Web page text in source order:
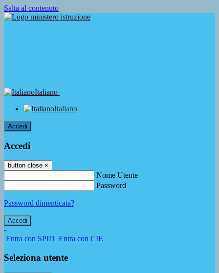
Salta al contenuto
Italiano
Italiano
Accedi
Accedi
button close ×
Nome Utente
Password
Password dimenticata?
-
Entra con SPID Entra con CIE
Seleziona utente